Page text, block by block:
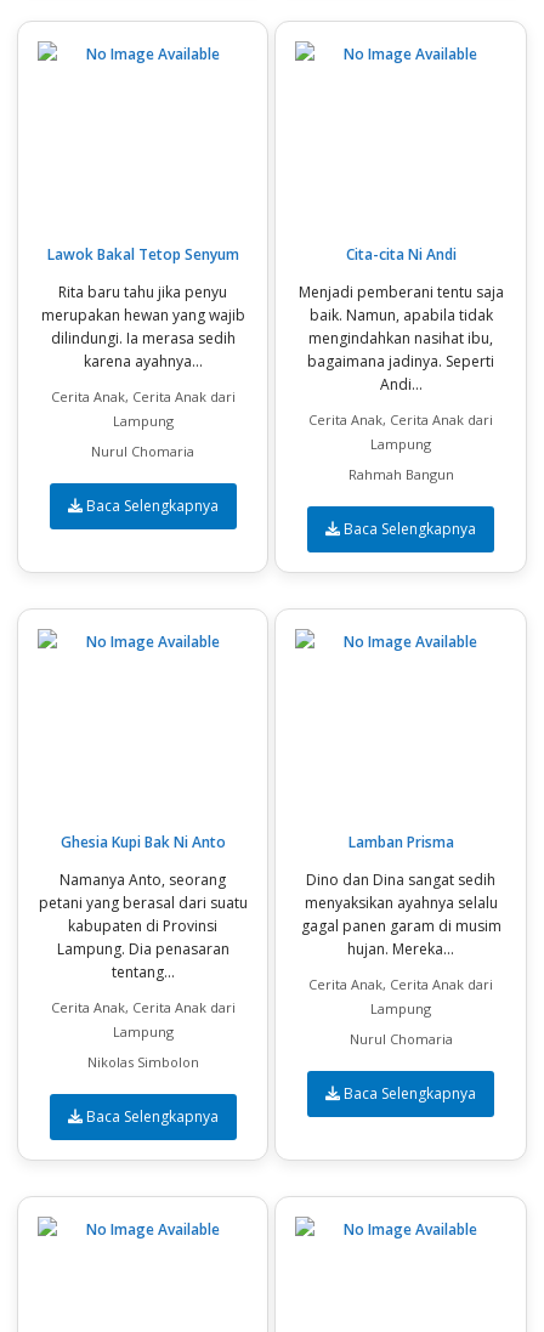
Lawok Bakal Tetop Senyum
Rita baru tahu jika penyu
merupakan hewan yang wajib
dilindungi. Ia merasa sedih
karena ayahnya...
Cerita Anak, Cerita Anak dari
Lampung
Nurul Chomaria
Baca Selengkapnya
Cita-cita Ni Andi
Menjadi pemberani tentu saja
baik. Namun, apabila tidak
mengindahkan nasihat ibu,
bagaimana jadinya. Seperti
Andi...
Cerita Anak, Cerita Anak dari
Lampung
Rahmah Bangun
Baca Selengkapnya
Ghesia Kupi Bak Ni Anto
Namanya Anto, seorang
petani yang berasal dari suatu
kabupaten di Provinsi
Lampung. Dia penasaran
tentang...
Cerita Anak, Cerita Anak dari
Lampung
Nikolas Simbolon
Baca Selengkapnya
Lamban Prisma
Dino dan Dina sangat sedih
menyaksikan ayahnya selalu
gagal panen garam di musim
hujan. Mereka...
Cerita Anak, Cerita Anak dari
Lampung
Nurul Chomaria
Baca Selengkapnya